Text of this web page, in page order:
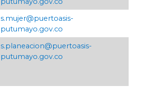
​s.mujer@puertoasis-
putumayo.gov.co
s.planeacion@puertoasis-
putumayo.gov.co